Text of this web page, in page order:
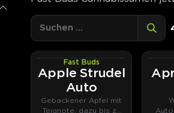
AUTOFEMFast Buds
Apple Strudel
Auto
Gebackener Apfel mit
Teignote, dazu bis zu